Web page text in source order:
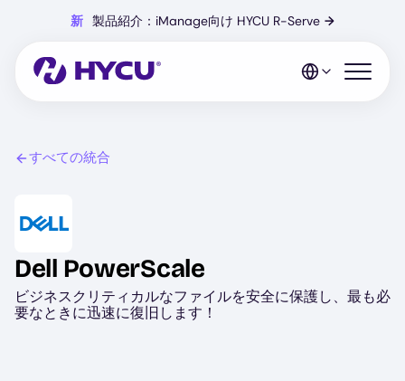
content
新 製品紹介：iManage向け HYCU R-Serve →
Open
すべての統合
Dell PowerScale
ビジネスクリティカルなファイルを安全に保護し、最も必
要なときに迅速に復旧します！